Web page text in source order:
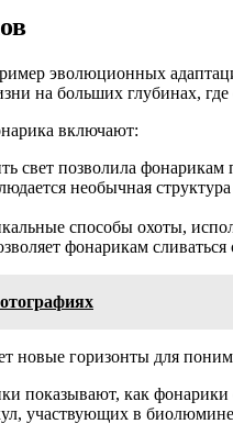
эволюционных
на больших глубинах,
включают:
свет позволила
необычная
способы охоты,
фонарикам
новые горизонты для
показывают, как
участвующих в